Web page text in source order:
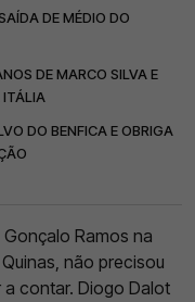
DE MÉDIO DO
DE MARCO SILVA E
ITÁLIA
DO BENFICA E OBRIGA
Gonçalo Ramos na
não precisou
a contar. Diogo Dalot